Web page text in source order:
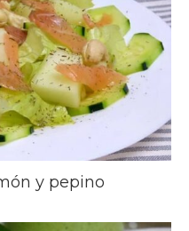
y pepino